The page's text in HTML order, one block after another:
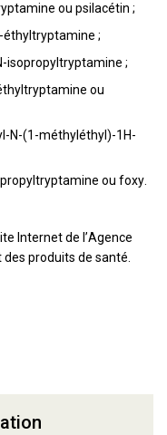
ou psilacétin ;
éthyltryptamine ;
isopropyltryptamine ;
ou
N-(1-méthyléthyl)-1H-
ou foxy.
Internet de l’Agence
produits de santé.